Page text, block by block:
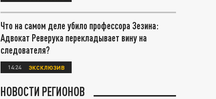
Что на самом деле убило профессора Зезина:
Адвокат Реверука перекладывает вину на
следователя?
14:24 ЭКСКЛЮЗИВ
НОВОСТИ РЕГИОНОВ